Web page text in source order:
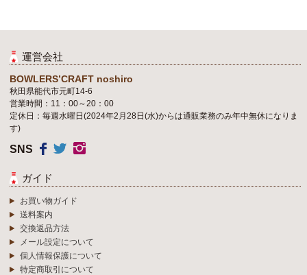
運営会社
BOWLERS’CRAFT noshiro
秋田県能代市元町14-6
営業時間：11：00～20：00
定休日：毎週水曜日(2024年2月28日(水)からは通販業務のみ年中無休になりま
す)
SNS
ガイド
お買い物ガイド
送料案内
交換返品方法
メール設定について
個人情報保護について
特定商取引について